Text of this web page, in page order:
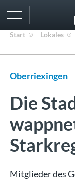
Start Lokales
Oberriexingen
Die
Mitglieder des